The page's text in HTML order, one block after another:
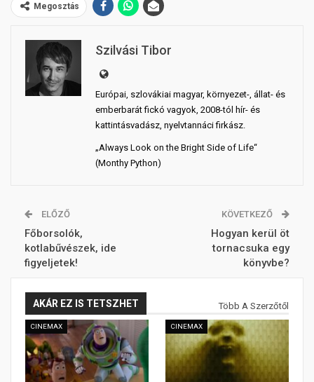
Megosztás
Szilvási Tibor
Európai, szlovákiai magyar, környezet-, állat- és
emberbarát fickó vagyok, 2008-tól hír- és
kattintásvadász, nyelvtannáci firkász.
„Always Look on the Bright Side of Life“
(Monthy Python)
ELŐZŐ
Főborsolók,
kotlabűvészek, ide
figyeljetek!
KÖVETKEZŐ
Hogyan kerül öt
tornacsuka egy
könyvbe?
AKÁR EZ IS TETSZHET Több A Szerzőtől
CINEMAX CINEMAX